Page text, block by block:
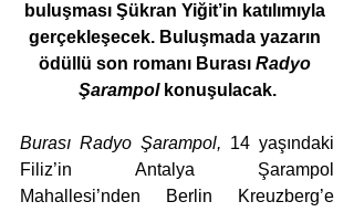
buluşması Şükran Yiğit’in katılımıyla
gerçekleşecek. Buluşmada yazarın
ödüllü son romanı Burası Radyo
Şarampol konuşulacak.
Burası Radyo Şarampol, 14 yaşındaki
Filiz’in Antalya Şarampol
Mahallesi’nden Berlin Kreuzberg’e